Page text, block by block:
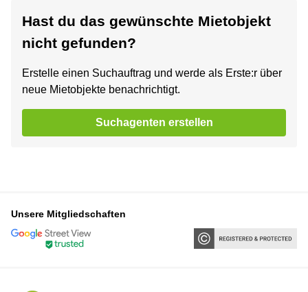
Hast du das gewünschte Mietobjekt
nicht gefunden?
Erstelle einen Suchauftrag und werde als Erste:r über
neue Mietobjekte benachrichtigt.
Suchagenten erstellen
Unsere Mitgliedschaften